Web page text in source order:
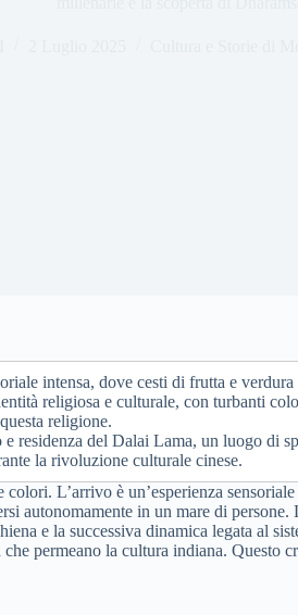
intensa, dove cesti di frutta e
religiosa e culturale, con turbanti
religione.
e residenza del Dalai Lama, un luogo
la rivoluzione culturale cinese.
L’arrivo è un’esperienza
autonomamente in un mare di
e la successiva dinamica legata al
permeano la cultura indiana. Questo